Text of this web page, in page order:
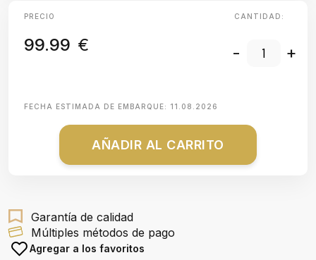
PRECIO
99.99 €
CANTIDAD:
- +
FECHA ESTIMADA DE EMBARQUE: 11.08.2026
AÑADIR AL CARRITO
Garantía de calidad
Múltiples métodos de pago
Agregar a los favoritos